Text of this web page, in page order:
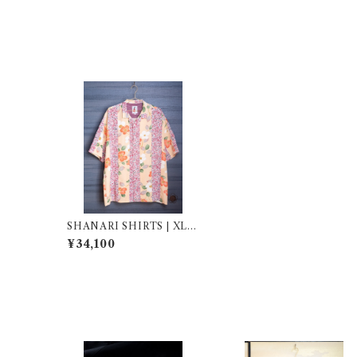
SHANARI SHIRTS | XL |
263019
¥34,100